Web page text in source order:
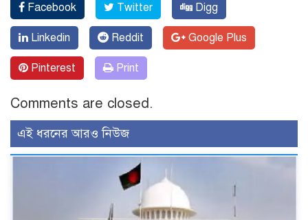
Facebook Twitter Digg
Linkedin Reddit Google Plus
Pinterest Print
Comments are closed.
এই ধরনের আরও নিউজ